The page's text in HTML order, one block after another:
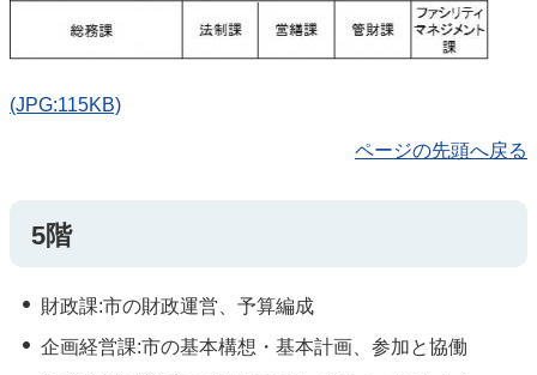
(JPG:115KB)
ページの先頭へ戻る
5階
財政課:市の財政運営、予算編成
企画経営課:市の基本構想・基本計画、参加と協働